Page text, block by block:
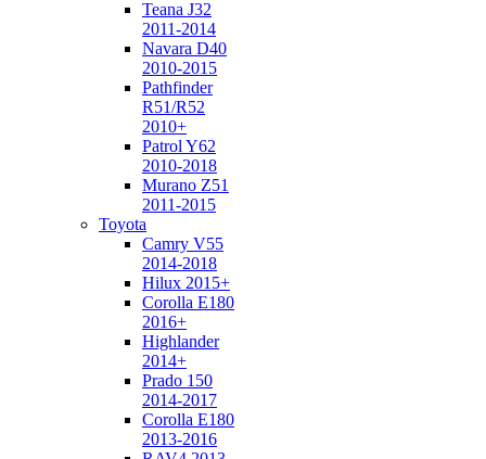
Teana J32
2011-2014
Navara D40
2010-2015
Pathfinder
R51/R52
2010+
Patrol Y62
2010-2018
Murano Z51
2011-2015
Toyota
Camry V55
2014-2018
Hilux 2015+
Corolla E180
2016+
Highlander
2014+
Prado 150
2014-2017
Corolla E180
2013-2016